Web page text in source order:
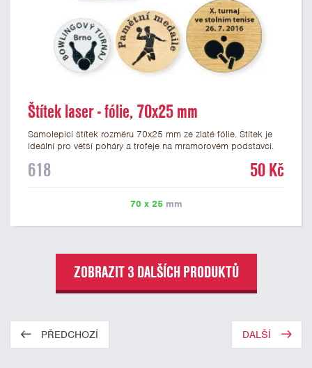
Štítek laser - fólie, 70x25 mm
Samolepicí štítek rozměru 70x25 mm ze zlaté fólie. Štítek je
ideální pro větší poháry a trofeje na mramorovém podstavci.
textu doporučujeme maximálně 3 řádky, aby byla zachována
prvním kroku objednávky.
618 50 Kč
70 x 25mm
ZOBRAZIT 3 DALŠÍCH PRODUKTŮ
PŘEDCHOZÍ DALŠÍ